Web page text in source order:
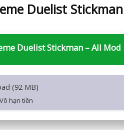
Duelist
Duelist Stickman – All Mod
(92 MB)
hạn tiền